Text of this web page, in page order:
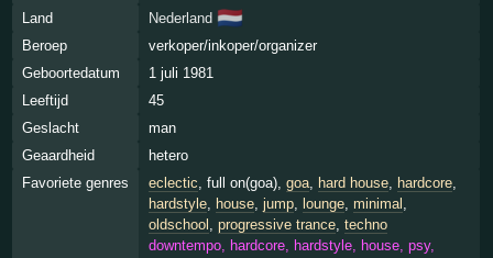
Land
Nederland 🇳🇱
Beroep
verkoper/inkoper/organizer
Geboortedatum
1 juli 1981
Leeftijd
45
Geslacht
man
Geaardheid
hetero
Favoriete genres
eclectic , full on(goa), goa, hard house, hardcore,
hardstyle, house, jump, lounge, minimal
oldschool progressive trance, techno
downtempo, hardcore, hardstyle, house, psy,